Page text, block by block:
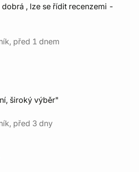
, lze se řídit recenzemi -
před 1 dnem
široký výběr"
před 3 dny